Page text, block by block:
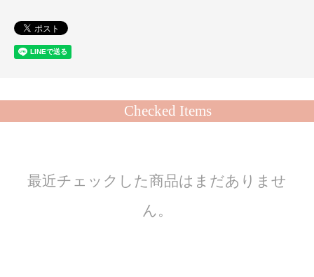
Checked Items
最近チェックした商品はまだありませ
ん。